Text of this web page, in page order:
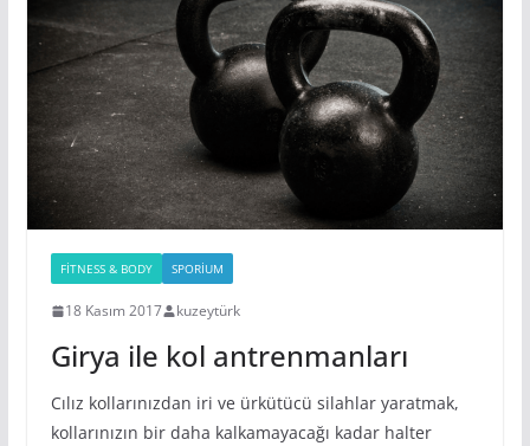
FITNESS & BODY SPORIUM
18 Kasım 2017 kuzeytürk
Girya ile kol antrenmanları
Cılız kollarınızdan iri ve ürkütücü silahlar yaratmak,
kollarınızın bir daha kalkamayacağı kadar halter